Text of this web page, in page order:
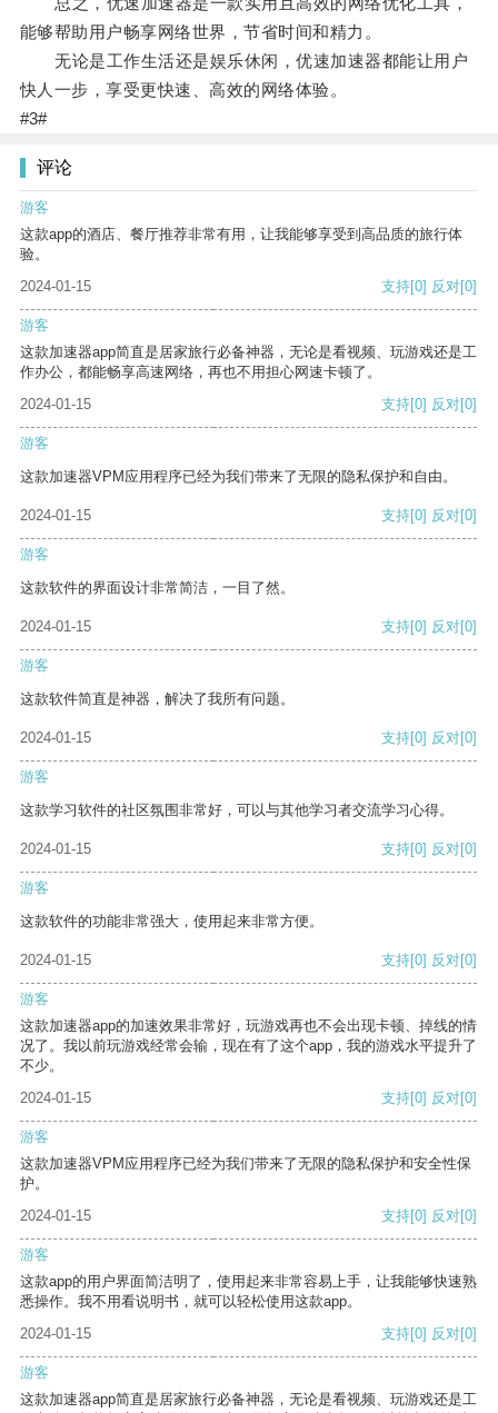
能够帮助用户畅享网络世界，节省时间和精力。
无论是工作生活还是娱乐休闲，优速加速器都能让用户
快人一步，享受更快速、高效的网络体验。
#3#
评论
游客
这款app的酒店、餐厅推荐非常有用，让我能够享受到高品质的旅行体
验。
2024-01-15
支持[0] 反对[0]
游客
这款加速器app简直是居家旅行必备神器，无论是看视频、玩游戏还是工
作办公，都能畅享高速网络，再也不用担心网速卡顿了。
2024-01-15
支持[0] 反对[0]
游客
这款加速器VPM应用程序已经为我们带来了无限的隐私保护和自由。
2024-01-15 支持[0] 反对[0]
游客
这款软件的界面设计非常简洁，一目了然。
2024-01-15 支持[0] 反对[0]
游客
这款软件简直是神器，解决了我所有问题。
2024-01-15 支持[0] 反对[0]
游客
这款学习软件的社区氛围非常好，可以与其他学习者交流学习心得。
2024-01-15 支持[0] 反对[0]
游客
这款软件的功能非常强大，使用起来非常方便。
2024-01-15 支持[0] 反对[0]
游客
这款加速器app的加速效果非常好，玩游戏再也不会出现卡顿、掉线的情
况了。我以前玩游戏经常会输，现在有了这个app，我的游戏水平提升了
不少。
2024-01-15
支持[0] 反对[0]
游客
这款加速器VPM应用程序已经为我们带来了无限的隐私保护和安全性保
护。
2024-01-15
支持[0] 反对[0]
游客
这款app的用户界面简洁明了，使用起来非常容易上手，让我能够快速熟
悉操作。我不用看说明书，就可以轻松使用这款app。
2024-01-15
支持[0] 反对[0]
游客
这款加速器app简直是居家旅行必备神器，无论是看视频、玩游戏还是工